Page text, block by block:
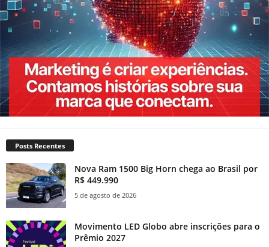
Posts Recentes
Nova Ram 1500 Big Horn chega ao Brasil por
R$ 449.990
5 de agosto de 2026
Movimento LED Globo abre inscrições para o
Prêmio 2027